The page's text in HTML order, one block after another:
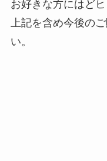
お好きな方にはど
上記を含め今後の
い。